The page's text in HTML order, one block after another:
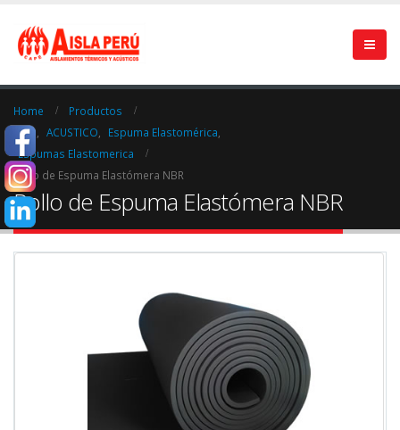
Home
Productos
FRIO
ACUSTICO Espuma Elastomérica
Espumas Elastomerica
Rollo de Espuma Elastómera NBR
Rollo de Espuma Elastómera NBR